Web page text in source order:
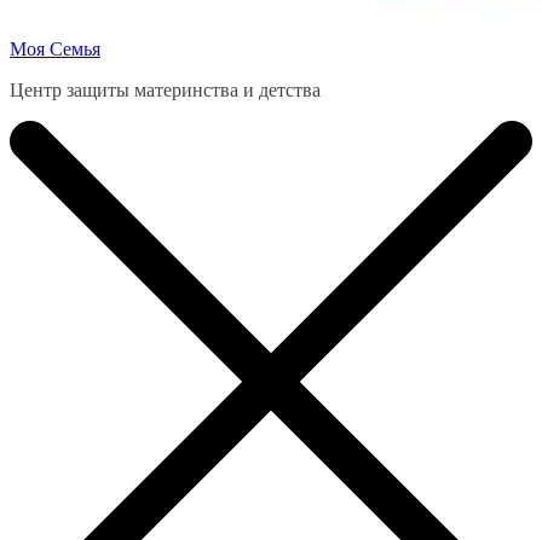
Моя Семья
Центр защиты материнства и детства